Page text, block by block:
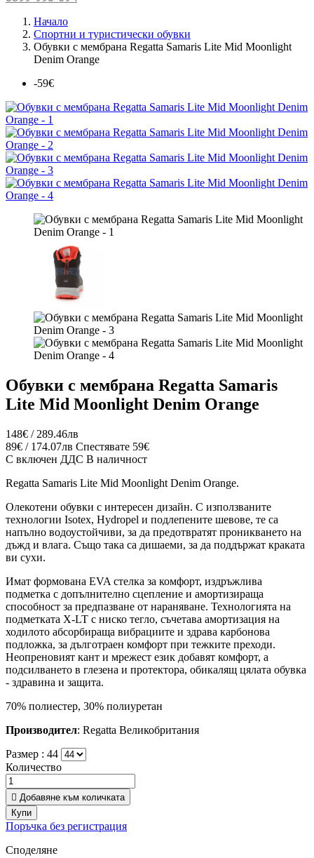
Начало
Спортни и туристически обувки
Обувки с мембрана Regatta Samaris Lite Mid Moonlight
Denim Orange
-59€
Обувки с мембрана Regatta Samaris
Lite Mid Moonlight Denim Orange
148€ / 289.46лв
89€ / 174.07лв Спестявате 59€
С включен ДДС В наличност
Regatta Samaris Lite Mid Moonlight Denim Orange.
Олекотени обувки с интересен дизайн. С използваните
технологии Isotex, Hydropel и подлепените шевове, те са
напълно водоустойчиви, за да предотвратят проникването на
дъжд и влага. Също така са дишаеми, за да поддържат краката
ви сухи.
Имат формована EVA стелка за комфорт, издръжлива
подметка с допълнително сцепление и амортизираща
способност за предпазване от нараняване. Технологията на
подметката X-LT с ниско тегло, съчетава амортизация на
ходилото абсорбираща вибрациите и здрава карбонова
подложка, за дълготраен комфорт при тежките преходи.
Неопреновият кант и мрежест език добавят комфорт, а
подсилването в глезена и протектора, обикалящ цялата обувка
- здравина и защита.
70% полиестер, 30% полиуретан
Производител: Regatta Великобритания
Размер : 44
Количество
 Добавяне към количката
Купи
Поръчка без регистрация
Споделяне